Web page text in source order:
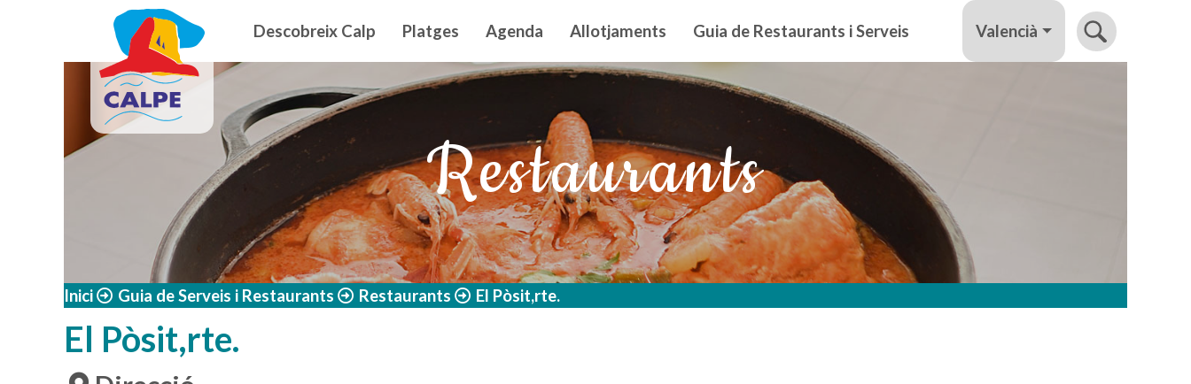
Vés al contingut Navegación principal
Descobreix Calp Platges Agenda Allotjaments Guia de Restaurants i Serveis Valencià
Restaurants
Inici Guia de Serveis i Restaurants Restaurants El Pòsit,rte.
El Pòsit,rte.